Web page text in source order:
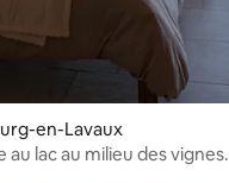
en-Lavaux
au lac au milieu des vignes.